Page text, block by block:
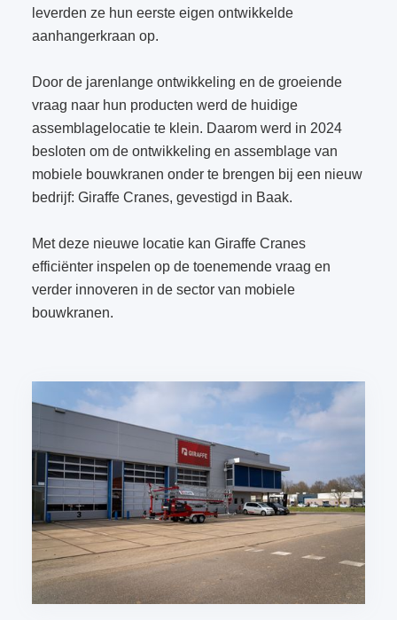
leverden ze hun eerste eigen ontwikkelde
aanhangerkraan op.
Door de jarenlange ontwikkeling en de groeiende
vraag naar hun producten werd de huidige
assemblagelocatie te klein. Daarom werd in 2024
besloten om de ontwikkeling en assemblage van
mobiele bouwkranen onder te brengen bij een nieuw
bedrijf: Giraffe Cranes, gevestigd in Baak.
Met deze nieuwe locatie kan Giraffe Cranes
efficiënter inspelen op de toenemende vraag en
verder innoveren in de sector van mobiele
bouwkranen.